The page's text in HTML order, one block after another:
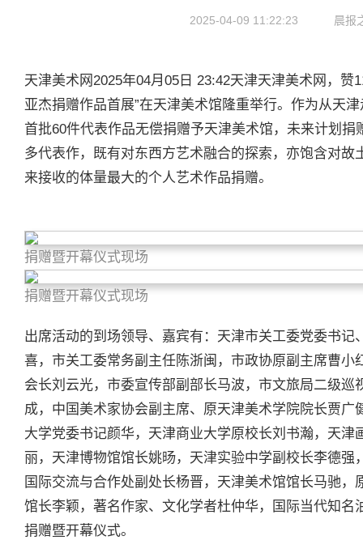
2025-04-09 11:22:23 晨报
天津美术网2025年04月05日 23:42天津天津美术网，赞
亚杰捐赠作品首展”在天津美术馆隆重举行。作为从天
首批60件代表作品无偿捐赠予天津美术馆，未来计划
多代表作，既有对东西方艺术融合的探索，亦饱含对
来接收的体量最大的个人艺术作品捐赠。
捐赠暨开幕仪式现场
捐赠暨开幕仪式现场
出席活动的到场领导、嘉宾有：天津市关工委党委书
喜，市关工委常务副主任陈浙闽，市政协原副主席曹
会长刘云光，市委宣传部副部长马波，市文旅局二级
成，中国美术家协会副主席、原天津美术学院院长贾
大学党委书记颜华，天津商业大学原校长刘书瀚，天
丽，天津博物馆馆长姚旸，天津实验中学副校长李德
国际交流与合作处副处长杨晋，天津美术馆馆长马驰
馆长李颖，著名作家、文化学者杜仲华，国际当代知
捐赠暨开幕仪式。